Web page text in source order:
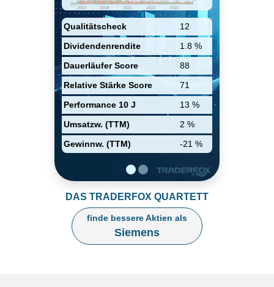
Qualitätscheck
12
Dividendenrendite
1.8 %
Dauerläufer Score
88
Relative Stärke Score
71
Performance 10 J
13 %
Umsatzw. (TTM)
2 %
Gewinnw. (TTM)
-21 %
Healthineers. Neuste
Portfolioaktivitäten sind die
Börsennotierung von Siemens
Energy, Abspaltung von ihren
Strom und Gas und Siemens
Gamesa Geschäftssegmenten in
2020.
DAS TRADERFOX QUARTETT
finde bessere Aktien als
Siemens